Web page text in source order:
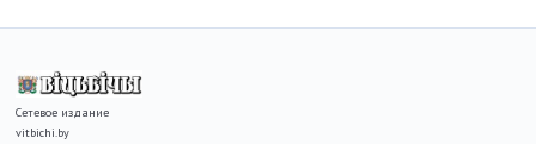
Сетевое издание
vitbichi.by